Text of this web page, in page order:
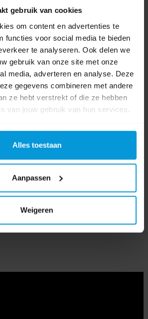
gebruik van cookies
om content en advertenties te
functies voor social media te bieden
te analyseren. Ook delen we
gebruik van onze site met onze
media, adverteren en analyse. Deze
gegevens combineren met andere
ze hebt verstrekt of die ze hebben
van jouw gebruik van hun services.
Alles toestaan
Aanpassen
Weigeren
2 x 40 ltr
2 vakken
Zwart/ Bamboe
Afvalscheiding
62 × 32 × 76 cm
Open
binbin (2), 200095